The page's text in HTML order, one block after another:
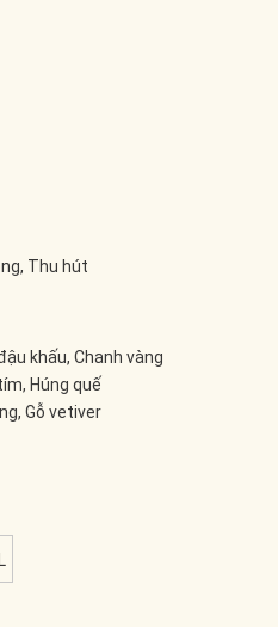
Thu hút
khấu, Chanh vàng
Húng quế
Gỗ vetiver